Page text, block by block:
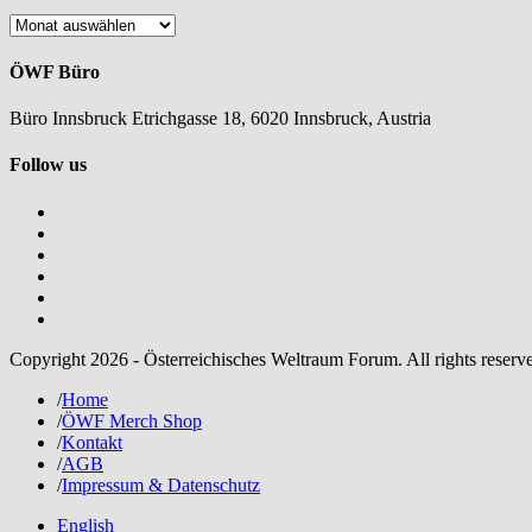
Nachlesen
ÖWF Büro
Büro Innsbruck Etrichgasse 18, 6020 Innsbruck, Austria
Follow us
Copyright 2026 - Österreichisches Weltraum Forum. All rights
/Home
/ÖWF Merch Shop
/Kontakt
/AGB
/Impressum & Datenschutz
English